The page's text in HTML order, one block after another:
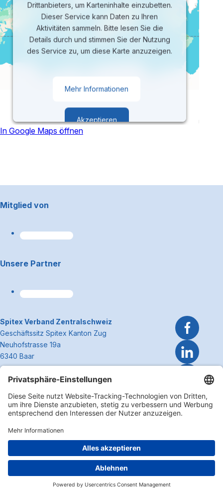
Drittanbieters, um Karteninhalte einzubetten.
Dieser Service kann Daten zu Ihren
Aktivitäten sammeln. Bitte lesen Sie die
Details durch und stimmen Sie der Nutzung
des Service zu, um diese Karte anzuzeigen.
Mehr Informationen
Akzeptieren
In Google Maps öffnen
Footerbereich
Mitglied von
Unsere Partner
~Kontaktinformationen
Spitex Verband Zentralschweiz
Geschäftssitz Spitex Kanton Zug
Neuhofstrasse 19a
6340 Baar
Telefon 041 362 27 37
info@spitexzentralschweiz.ch
Copyright 2026 Spitex Verband Zentralschweiz
DisclaimerDatenschutzerklärung